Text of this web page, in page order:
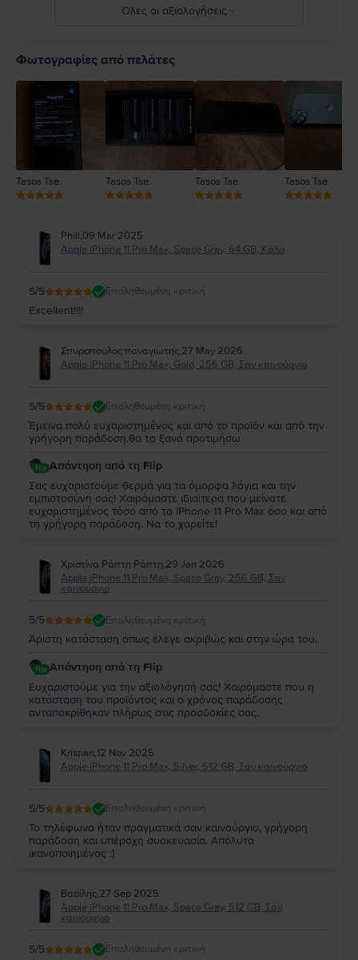
ro/guide/iphone/iph301fc905/iosΌλες οι αξιολογήσεις
4
Φωτογραφίες από πελάτες
Tasos Tse. Tasos Tse. Tasos Tse. Tasos Tse.
Phill,09 Mar 2025
Apple iPhone 11 Pro Max, Space Gray, 64 GB, Καλό
5/5 Επαληθευμένη κριτική
Excellent!!!!
Σπυροπουλος παναγιωτης,27 May 2026
Apple iPhone 11 Pro Max, Gold, 256 GB, Σαν καινούργιο
5/5 Επαληθευμένη κριτική
Έμεινα πολύ ευχαριστημένος και από το προϊόν και από την
γρήγορη παράδοση.θα το ξανά προτιμήσω
Απάντηση από τη Flip
Σας ευχαριστούμε θερμά για τα όμορφα λόγια και την
εμπιστοσύνη σας! Χαιρόμαστε ιδιαίτερα που μείνατε
ευχαριστημένος τόσο από το iPhone 11 Pro Max όσο και από
τη γρήγορη παράδοση. Να το χαρείτε!
Χριστίνα Ράπτη Ράπτη,29 Jan 2026
Apple iPhone 11 Pro Max, Space Gray, 256 GB, Σαν
καινούργιο
5/5 Επαληθευμένη κριτική
Άριστη κατάσταση όπως έλεγε ακριβώς και στην ώρα του.
Απάντηση από τη Flip
Ευχαριστούμε για την αξιολόγησή σας! Χαιρόμαστε που η
κατάσταση του προϊόντος και ο χρόνος παράδοσης
ανταποκρίθηκαν πλήρως στις προσδοκίες σας.
Kristian,12 Nov 2025
Apple iPhone 11 Pro Max, Silver, 512 GB, Σαν καινούργιο
5/5 Επαληθευμένη κριτική
Το τηλέφωνο ήταν πραγματικά σαν καινούργιο, γρήγορη
παράδοση και υπέροχη συσκευασία. Απόλυτα
ικανοποιημένος :)
Βασίλης,27 Sep 2025
Apple iPhone 11 Pro Max, Space Gray, 512 GB, Σαν
καινούργιο
5/5 Επαληθευμένη κριτική